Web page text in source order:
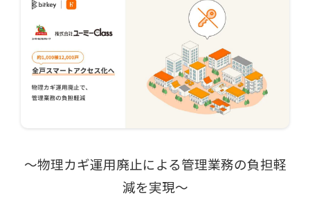
〜物理カギ運用廃止による管理業務の負担軽
減を実現〜